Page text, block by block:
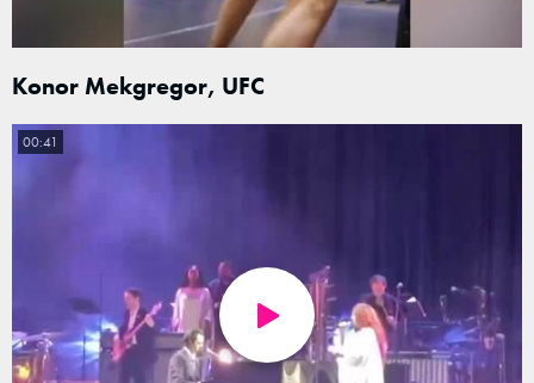
Konor Mekgregor, UFC
00:41